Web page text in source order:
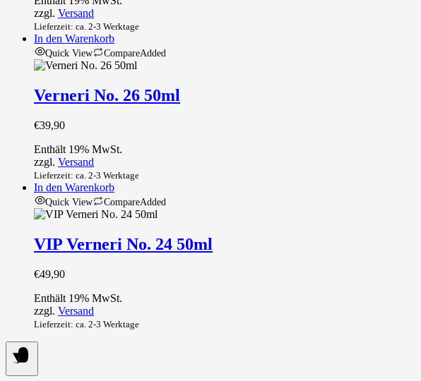
zzgl. Versand
Lieferzeit: ca. 2-3 Werktage
In den Warenkorb
Quick View CompareAdded
Verneri No. 26 50ml
€39,90
Enthält 19% MwSt.
zzgl. Versand
Lieferzeit: ca. 2-3 Werktage
In den Warenkorb
Quick View CompareAdded
VIP Verneri No. 24 50ml
€49,90
Enthält 19% MwSt.
zzgl. Versand
Lieferzeit: ca. 2-3 Werktage